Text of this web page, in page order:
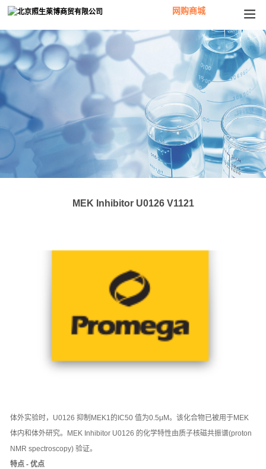
网购商城
MEK Inhibitor U0126 V1121
体外实验时，U0126 抑制MEK1的IC50 值为0.5μM。该化合物已被用于MEK
体内和体外研究。MEK Inhibitor U0126 的化学特性由质子核磁共振谱(proton
NMR spectroscopy) 验证。
特点 - 优点